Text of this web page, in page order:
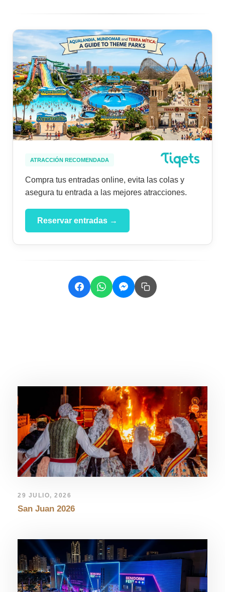
ATRACCIÓN RECOMENDADA
Compra tus entradas online, evita las colas y
asegura tu entrada a las mejores atracciones.
Reservar entradas →
29 JULIO, 2026
San Juan 2026